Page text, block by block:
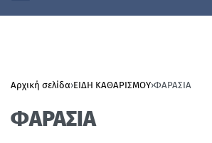
Αρχική σελίδα›ΕΙΔΗ ΚΑΘΑΡΙΣΜΟΥ›ΦΑΡΑΣΙΑ
ΦΑΡΑΣΙΑ